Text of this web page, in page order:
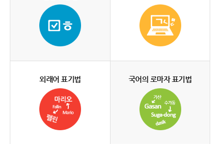
외래어 표기법 국어의 로마자 표기법